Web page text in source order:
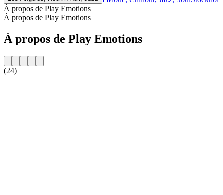
À propos de Play Emotions
À propos de Play Emotions
À propos de Play Emotions
(24)